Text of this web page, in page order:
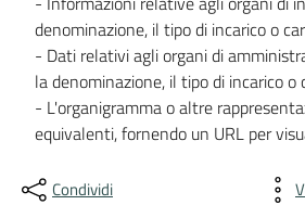
denominazione, il tipo di incarico o
- Dati relativi agli organi di
la denominazione, il tipo di incarico o
- L'organigramma o altre
equivalenti, fornendo un URL per
Condividi